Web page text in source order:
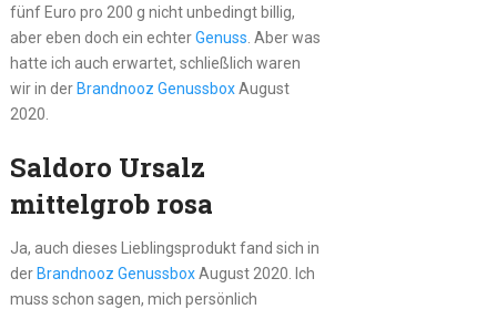
fünf Euro pro 200 g nicht unbedingt billig,
aber eben doch ein echterGenuss . Aber was
hatte ich auch erwartet, schließlich waren
wir in derBrandnooz GenussboxAugust
2020.
Saldoro Ursalz
mittelgrob rosa
Ja, auch dieses Lieblingsprodukt fand sich in
derBrandnooz GenussboxAugust 2020. Ich
muss schon sagen, mich persönlich